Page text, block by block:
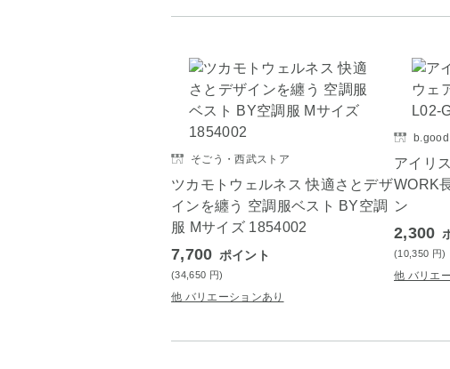
そごう・西武ストア
ツカモトウェルネス 快適さとデザ
インを纏う 空調服ベスト BY空調
服 Mサイズ 1854002
7,700 ポイント
(34,650 円)
他 バリエーションあり
アイリ
WORK
ン
2,300
(10,350 円)
他 バリエ